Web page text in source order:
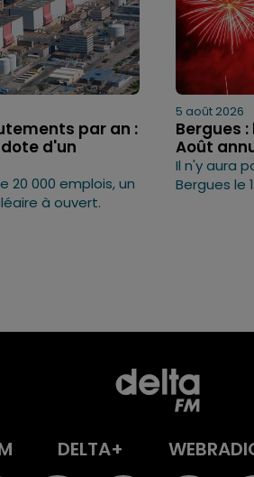
par an :
d'un
20 000 emplois, un
à ouvert.
5 août 2026
Bergues
Août
Il n'y aura
Bergues le
DELTA+